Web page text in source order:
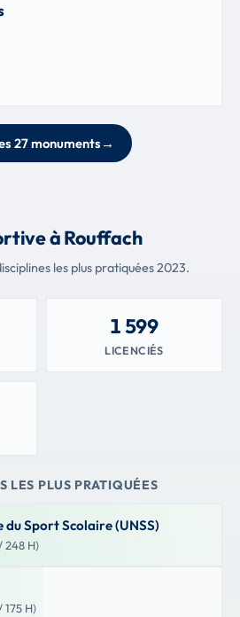
27 monuments →
à Rouffach
les plus pratiquées 2023.
1 599
LICENCIÉS
LES PLUS PRATIQUÉES
Sport Scolaire (UNSS)
248 H)
175 H)